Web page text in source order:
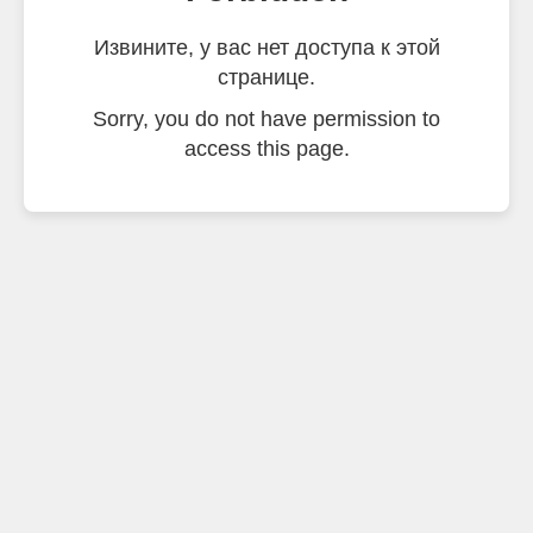
Извините, у вас нет доступа к этой
странице.
Sorry, you do not have permission to
access this page.